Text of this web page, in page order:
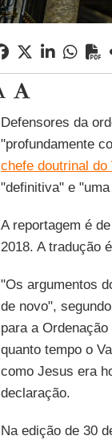
Defensores da
"profundamente
chefe doutrinal
"definitiva" e
A reportagem é de
2018. A tradução
"Os argumentos
de novo",
para a
quanto tempo o
como Jesus era
declaração.
Na edição de 30